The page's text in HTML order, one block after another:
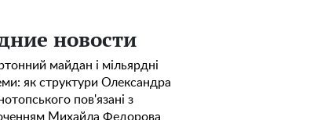
новости
майдан і мільярдні
як структури Олександра
пов'язані з
Михайла Федорова